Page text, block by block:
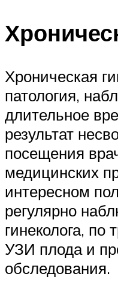
Хроническая
патология,
длительное
результат
посещения
медицинских
интересном
регулярно
гинеколога, по
УЗИ плода и
обследования.